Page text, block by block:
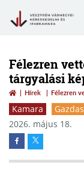
Félezren
tárgyalási
Hírek Félezren
Kamara
2026. május 18.